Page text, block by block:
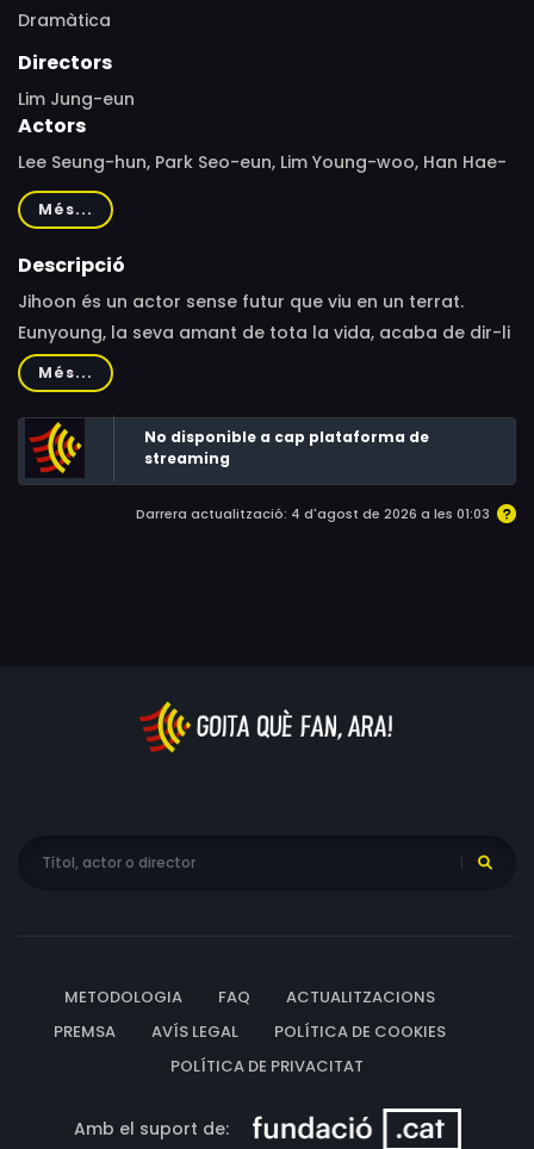
Dramàtica
Directors
Lim Jung-eun
Actors
Lee Seung-hun, Park Seo-eun, Lim Young-woo, Han Hae-
in, Ko Kwan-jae, Lee Jung-hyuk, Lee Gun-woo, Jung Jae-
yoon, Oh Gyu-chul, Kang Suk-won
Més...
Descripció
Jihoon és un actor sense futur que viu en un terrat.
Eunyoung, la seva amant de tota la vida, acaba de dir-li
que no poden continuar veient-se perquè es casa.
Jihoon i Eunyoung es troben en un pont sobre el riu Han.
Comencen a conversar i acaben deambulant junts tota
la nit per Seül.
Més...
No disponible a cap plataforma de
streaming
Darrera actualització: 4 d'agost de 2026 a les 01:03
METODOLOGIA FAQ
ACTUALITZACIONS
PREMSA
AVÍS LEGAL
POLÍTICA DE COOKIES
POLÍTICA DE PRIVACITAT
Amb el suport de: